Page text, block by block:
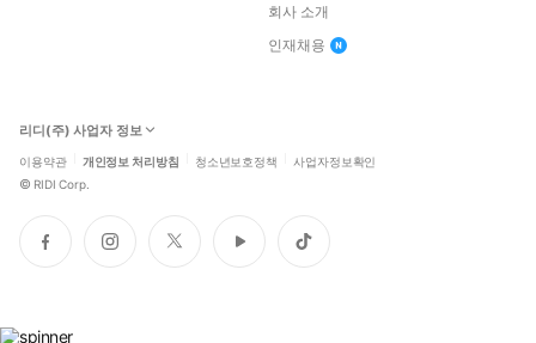
회사 소개
인재채용
리디(주) 사업자 정보
이용약관 개인정보 처리방침 청소년보호정책 사업자정보확인
© RIDI Corp.
페
이
인
스
트
위
유
튜
틱
톡